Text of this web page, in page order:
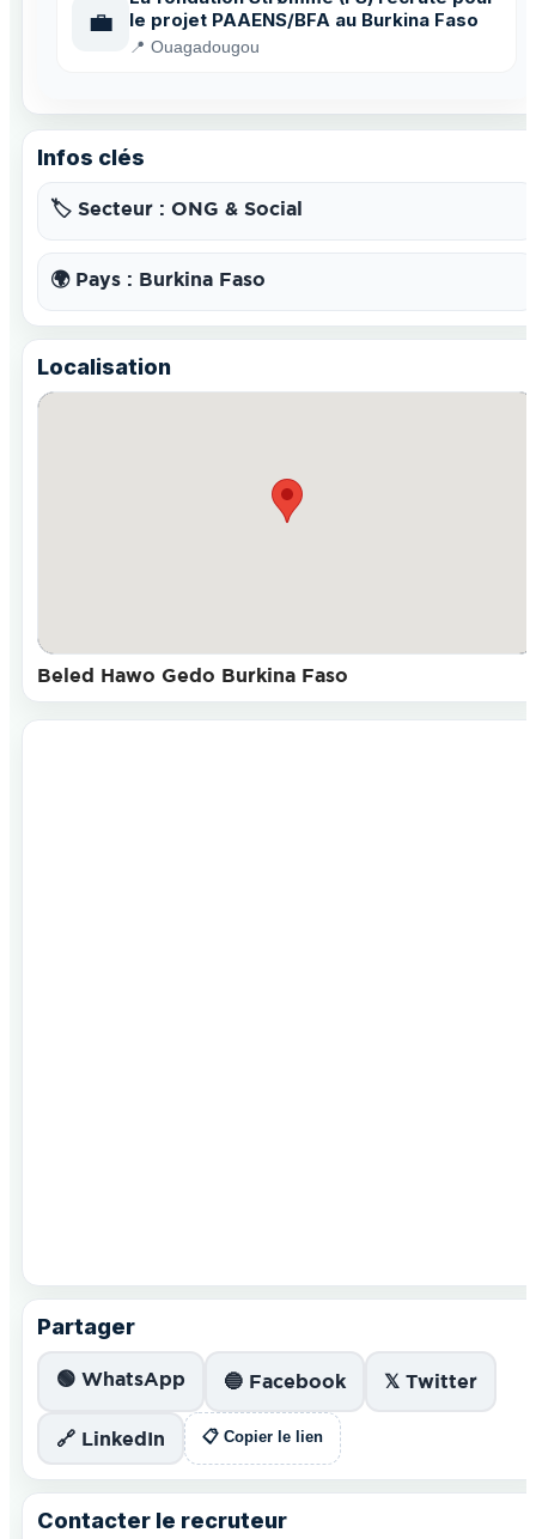
💼
le projet PAAENS/BFA au Burkina Faso
📍 Ouagadougou
Infos clés
🏷️ Secteur : ONG & Social
🌍 Pays : Burkina Faso
Localisation
Beled Hawo Gedo Burkina Faso
Partager
🟢 WhatsApp 🔵 Facebook 𝕏 Twitter
🔗 LinkedIn 📋 Copier le lien
Contacter le recruteur